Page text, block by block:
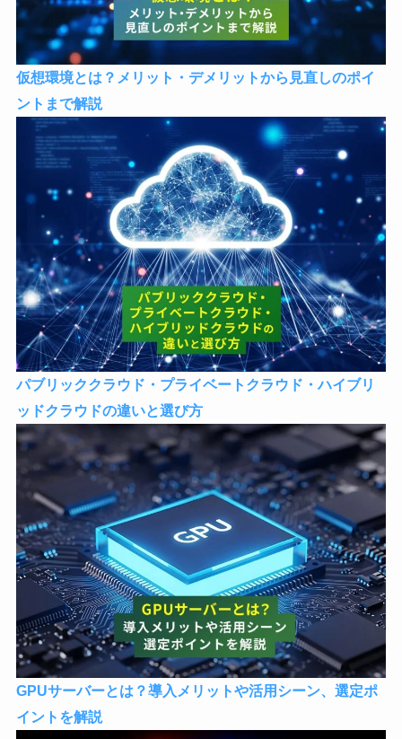
仮想環境とは？メリット・デメリットから見直しのポイ
ントまで解説
パブリッククラウド・プライベートクラウド・ハイブリ
ッドクラウドの違いと選び方
GPUサーバーとは？導入メリットや活用シーン、選定ポ
イントを解説